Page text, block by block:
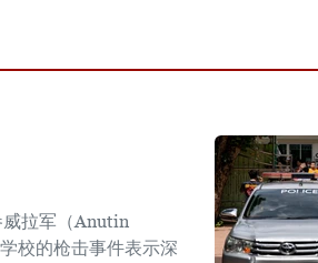
威拉军（Anutin
校的枪击事件表示深